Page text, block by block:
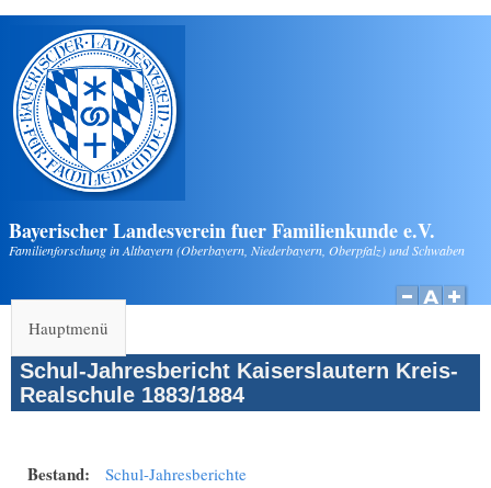
Direkt zum Inhalt
Bayerischer Landesverein fuer Familienkunde e.V.
Familienforschung in Altbayern (Oberbayern, Niederbayern, Oberpfalz) und Schwaben
Hauptmenü
Schul-Jahresbericht Kaiserslautern Kreis-
Realschule 1883/1884
Bestand: Schul-Jahresberichte